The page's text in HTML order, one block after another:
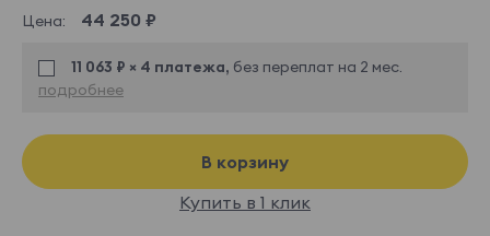
Цена: 44 250 ₽
11 063 ₽ × 4 платежа, без переплат на 2 мес.
подробнее
В корзину
Купить в 1 клик